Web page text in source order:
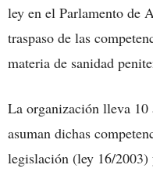
ley en el Parlamento de
traspaso de las
materia de sanidad
La organización lleva 10
asuman dichas
legislación (ley 16/2003)